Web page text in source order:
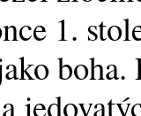
1.
boha.